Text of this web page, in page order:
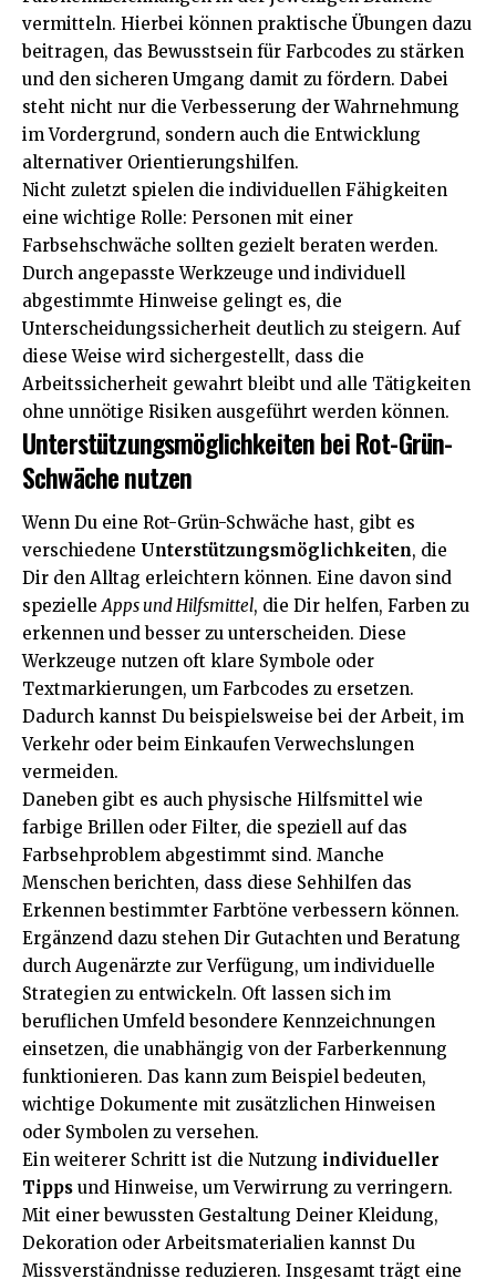
vermitteln. Hierbei können praktische Übungen dazu
beitragen, das Bewusstsein für Farbcodes zu stärken
und den sicheren Umgang damit zu fördern. Dabei
steht nicht nur die Verbesserung der Wahrnehmung
im Vordergrund, sondern auch die Entwicklung
alternativer Orientierungshilfen.
Nicht zuletzt spielen die individuellen Fähigkeiten
eine wichtige Rolle: Personen mit einer
Farbsehschwäche sollten gezielt beraten werden.
Durch angepasste Werkzeuge und individuell
abgestimmte Hinweise gelingt es, die
Unterscheidungssicherheit deutlich zu steigern. Auf
diese Weise wird sichergestellt, dass die
Arbeitssicherheit gewahrt bleibt und alle Tätigkeiten
ohne unnötige Risiken ausgeführt werden können.
Unterstützungsmöglichkeiten bei Rot-Grün-
Schwäche nutzen
Wenn Du eine Rot-Grün-Schwäche hast, gibt es
verschiedene Unterstützungsmöglichkeiten, die
Dir den Alltag erleichtern können. Eine davon sind
spezielleApps und Hilfsmittel, die Dir helfen, Farben zu
erkennen und besser zu unterscheiden. Diese
Werkzeuge nutzen oft klare Symbole oder
Textmarkierungen, um Farbcodes zu ersetzen.
Dadurch kannst Du beispielsweise bei der Arbeit, im
Verkehr oder beim Einkaufen Verwechslungen
vermeiden.
Daneben gibt es auch physische Hilfsmittel wie
farbige Brillen oder Filter, die speziell auf das
Farbsehproblem abgestimmt sind. Manche
Menschen berichten, dass diese Sehhilfen das
Erkennen bestimmter Farbtöne verbessern können.
Ergänzend dazu stehen Dir Gutachten und Beratung
durch Augenärzte zur Verfügung, um individuelle
Strategien zu entwickeln. Oft lassen sich im
beruflichen Umfeld besondere Kennzeichnungen
einsetzen, die unabhängig von der Farberkennung
funktionieren. Das kann zum Beispiel bedeuten,
wichtige Dokumente mit zusätzlichen Hinweisen
oder Symbolen zu versehen.
Ein weiterer Schritt ist die Nutzung individueller
Tipps und Hinweise, um Verwirrung zu verringern.
Mit einer bewussten Gestaltung Deiner Kleidung,
Dekoration oder Arbeitsmaterialien kannst Du
Missverständnisse reduzieren. Insgesamt trägt eine